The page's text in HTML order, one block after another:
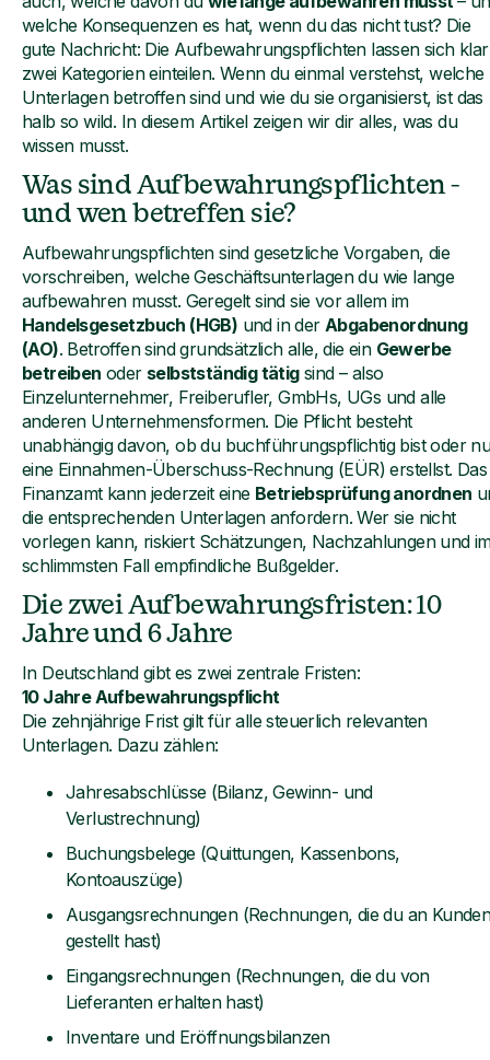
welche Konsequenzen es hat, wenn du das nicht tust? Die
gute Nachricht: Die Aufbewahrungspflichten lassen sich
zwei Kategorien einteilen. Wenn du einmal verstehst, welche
Unterlagen betroffen sind und wie du sie organisierst, ist das
halb so wild. In diesem Artikel zeigen wir dir alles, was du
wissen musst.
Was sind Aufbewahrungspflichten –
und wen betreffen sie?
Aufbewahrungspflichten sind gesetzliche Vorgaben, die
vorschreiben, welche Geschäftsunterlagen du wie lange
aufbewahren musst. Geregelt sind sie vor allem im
Handelsgesetzbuch (HGB) und in derAbgabenordnung
(AO). Betroffen sind grundsätzlich alle, die ein Gewerbe
betreiben oder selbstständig tätigsind – also
Einzelunternehmer, Freiberufler, GmbHs, UGs und alle
anderen Unternehmensformen. Die Pflicht besteht
unabhängig davon, ob du buchführungspflichtig bist oder
eine Einnahmen-Überschuss-Rechnung (EÜR) erstellst. Das
Finanzamt kann jederzeit eine Betriebsprüfung anordnen
die entsprechenden Unterlagen anfordern. Wer sie nicht
vorlegen kann, riskiert Schätzungen, Nachzahlungen und
schlimmsten Fall empfindliche Bußgelder.
Die zwei Aufbewahrungsfristen: 10
Jahre und 6 Jahre
In Deutschland gibt es zwei zentrale Fristen:
10 Jahre Aufbewahrungspflicht
Die zehnjährige Frist gilt für alle steuerlich relevanten
Unterlagen. Dazu zählen:
Jahresabschlüsse (Bilanz, Gewinn- und
Verlustrechnung)
Buchungsbelege (Quittungen, Kassenbons,
Kontoauszüge)
Ausgangsrechnungen (Rechnungen, die du an
gestellt hast)
Eingangsrechnungen (Rechnungen, die du von
Lieferanten erhalten hast)
Inventare und Eröffnungsbilanzen